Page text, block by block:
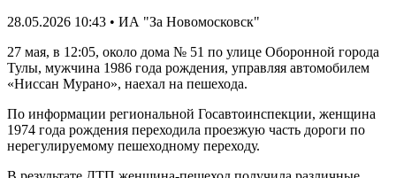
28.05.2026 10:43 • ИА "За Новомосковск"
27 мая, в 12:05, около дома № 51 по улице Оборонной города
Тулы, мужчина 1986 года рождения, управляя автомобилем
«Ниссан Мурано», наехал на пешехода.
По информации региональной Госавтоинспекции, женщина
1974 года рождения переходила проезжую часть дороги по
нерегулируемому пешеходному переходу.